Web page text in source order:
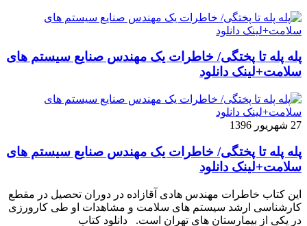
پله پله تا پختگی/ خاطرات یک مهندس صنایع سیستم های
سلامت+لینک دانلود
27 شهریور 1396
پله پله تا پختگی/ خاطرات یک مهندس صنایع سیستم های
سلامت+لینک دانلود
این کتاب خاطرات مهندس هادی آقازاده در دوران تحصیل در مقطع
کارشناسی ارشد سیستم های سلامت و مشاهدات او طی کارورزی
در یکی از بیمارستان های تهران است. دانلود کتاب